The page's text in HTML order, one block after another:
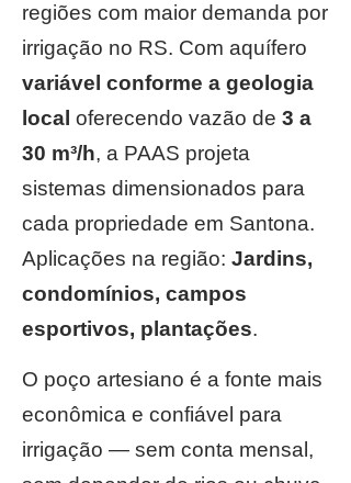
regiões com maior demanda por
irrigação no RS. Com aquífero
variável conforme a geologia
local oferecendo vazão de 3 a
30 m³/h, a PAAS projeta
sistemas dimensionados para
cada propriedade em Santona.
Aplicações na região: Jardins,
condomínios, campos
esportivos, plantações.
O poço artesiano é a fonte mais
econômica e confiável para
irrigação — sem conta mensal,